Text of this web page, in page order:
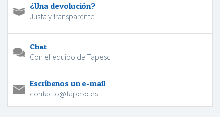
¿Una devolución?
Justa y transparente
Chat
Con el equipo de Tapeso
Escríbenos un e-mail
contacto@tapeso.es